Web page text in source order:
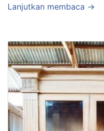
Lanjutkan membaca →